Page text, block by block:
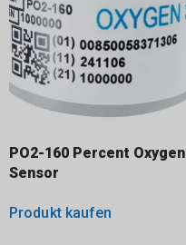
PO2-160 Percent Oxygen
Sensor
Produkt kaufen